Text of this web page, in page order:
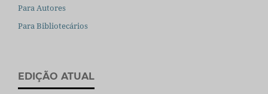
Para Autores
Para Bibliotecários
EDIÇÃO ATUAL